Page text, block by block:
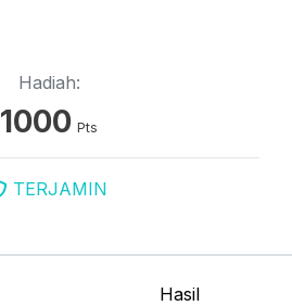
Hadiah:
1000 Pts
TERJAMIN
Hasil